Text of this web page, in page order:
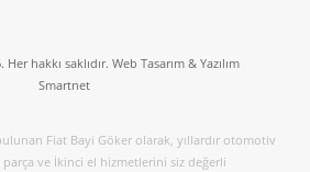
hakkı saklıdır. Web Tasarım & Yazılım
Smartnet
Fiat Bayi Göker olarak, yıllardır otomotiv
ve İkinci el hizmetlerini siz değerli